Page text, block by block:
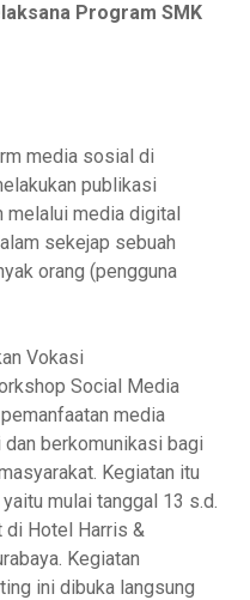
Program SMK
media sosial di
publikasi
melalui media digital
sekejap sebuah
orang (pengguna
Vokasi
Social Media
media
berkomunikasi bagi
Kegiatan itu
mulai tanggal 13 s.d.
di Hotel Harris &
Kegiatan
ini dibuka langsung